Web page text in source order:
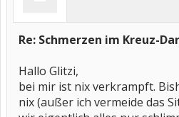
Re: Schmerzen im Kreuz-
Hallo Glitzi,
bei mir ist nix verkrampft.
nix (außer ich vermeide das